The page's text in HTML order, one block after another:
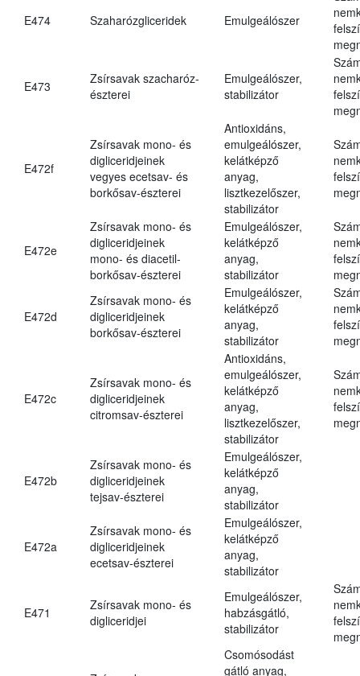
E474 Szaharózgliceridek Emulgeálószer
E473
Zsírsavak szacharóz-
észterei
Emulgeálószer,
stabilizátor
E472f
Zsírsavak mono- és
digliceridjeinek
vegyes ecetsav- és
borkősav-észterei
Antioxidáns,
emulgeálószer,
kelátképző
anyag,
lisztkezelőszer,
stabilizátor
E472e
Zsírsavak mono- és
digliceridjeinek
mono- és diacetil-
borkősav-észterei
Emulgeálószer,
kelátképző
anyag,
stabilizátor
E472d
Zsírsavak mono- és
digliceridjeinek
borkősav-észterei
Emulgeálószer,
kelátképző
anyag,
stabilizátor
E472c
Zsírsavak mono- és
digliceridjeinek
citromsav-észterei
Antioxidáns,
emulgeálószer,
kelátképző
anyag,
lisztkezelőszer,
stabilizátor
E472b
Zsírsavak mono- és
digliceridjeinek
tejsav-észterei
Emulgeálószer,
kelátképző
anyag,
stabilizátor
E472a
Zsírsavak mono- és
digliceridjeinek
ecetsav-észterei
Emulgeálószer,
kelátképző
anyag,
stabilizátor
E471
Zsírsavak mono- és
digliceridjei
Emulgeálószer,
habzásgátló,
stabilizátor
Csomósodást
gátló anyag,